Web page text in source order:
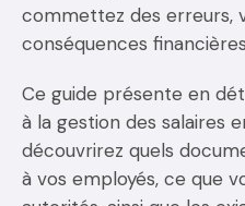
commettez des erreurs,
conséquences
Ce guide présente en
à la gestion des salaires
découvrirez quels
à vos employés, ce que